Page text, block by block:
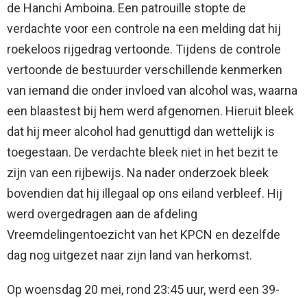
de Hanchi Amboina. Een patrouille stopte de
verdachte voor een controle na een melding dat hij
roekeloos rijgedrag vertoonde. Tijdens de controle
vertoonde de bestuurder verschillende kenmerken
van iemand die onder invloed van alcohol was, waarna
een blaastest bij hem werd afgenomen. Hieruit bleek
dat hij meer alcohol had genuttigd dan wettelijk is
toegestaan. De verdachte bleek niet in het bezit te
zijn van een rijbewijs. Na nader onderzoek bleek
bovendien dat hij illegaal op ons eiland verbleef. Hij
werd overgedragen aan de afdeling
Vreemdelingentoezicht van het KPCN en dezelfde
dag nog uitgezet naar zijn land van herkomst.
Op woensdag 20 mei, rond 23:45 uur, werd een 39-